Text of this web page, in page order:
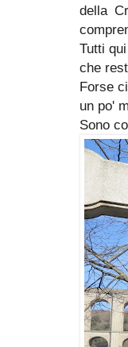
della
Tutti
che
Forse
un po'
Sono